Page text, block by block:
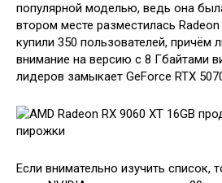
популярной моделью, ведь она
втором месте разместилась
купили 350 пользователей, причём
внимание на версию с 8 Гбайтами
лидеров замыкает GeForce RTX
Если внимательно изучить список,